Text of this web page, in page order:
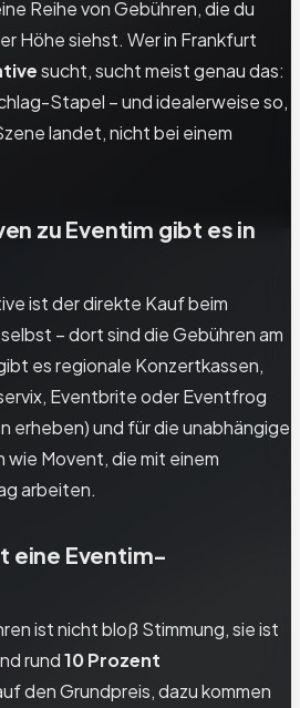
Reihe von Gebühren, die du
Höhe siehst. Wer in Frankfurt
sucht, sucht meist genau das:
Stapel – und idealerweise so,
landet, nicht bei einem
zu Eventim gibt es in
ist der direkte Kauf beim
– dort sind die Gebühren am
es regionale Konzertkassen,
Eventbrite oder Eventfrog
erheben) und für die unabhängige
Movent, die mit einem
arbeiten.
eine Eventim-
ist nicht bloß Stimmung, sie ist
rund10 Prozent
den Grundpreis, dazu kommen